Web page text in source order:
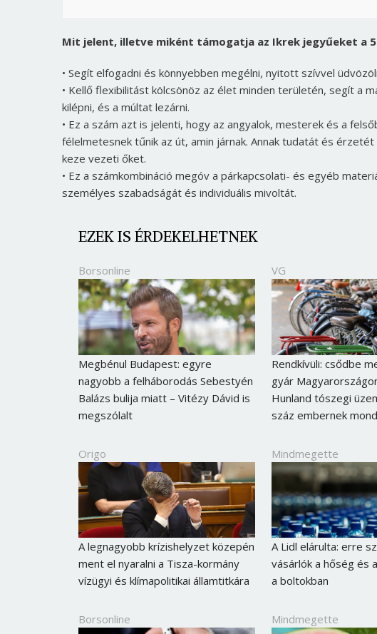
Mit jelent, illetve miként támogatja az Ikrek jegyűeket a
• Segít elfogadni és könnyebben megélni, nyitott szívvel
• Kellő flexibilitást kölcsönöz az élet minden területén, segít a
kilépni, és a múltat lezárni.
• Ez a szám azt is jelenti, hogy az angyalok, mesterek és a
félelmetesnek tűnik az út, amin járnak. Annak tudatát és
keze vezeti őket.
• Ez a számkombináció megóv a párkapcsolati- és egyéb
személyes szabadságát és individuális mivoltát.
EZEK IS ÉRDEKELHETNEK
Borsonline
Megbénul Budapest: egyre
nagyobb a felháborodás Sebestyén
Balázs bulija miatt – Vitézy Dávid is
megszólalt
VG
Rendkívüli: csődbe
gyár
Hunland tószegi
száz embernek
Origo
A legnagyobb krízishelyzet közepén
ment el nyaralni a Tisza-kormány
vízügyi és klímapolitikai államtitkára
Mindmegette
A Lidl elárulta: erre
vásárlók a hőség és
a boltokban
Borsonline Mindmegette